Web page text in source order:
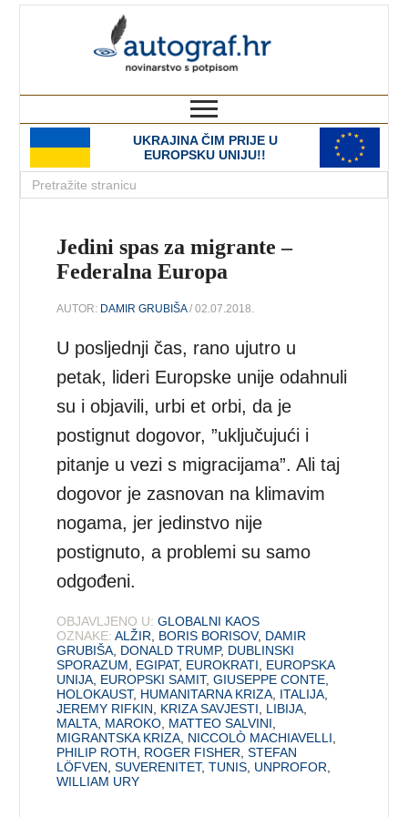
UKRAJINA ČIM PRIJE U
EUROPSKU UNIJU!!
Jedini spas za migrante –
Federalna Europa
AUTOR: DAMIR GRUBIŠA/ 02.07.2018.
U posljednji čas, rano ujutro u
petak, lideri Europske unije odahnuli
su i objavili, urbi et orbi, da je
postignut dogovor, ”uključujući i
pitanje u vezi s migracijama”. Ali taj
dogovor je zasnovan na klimavim
nogama, jer jedinstvo nije
postignuto, a problemi su samo
odgođeni.
OBJAVLJENO U: GLOBALNI KAOS
OZNAKE: ALŽIR BORIS BORISOV, DAMIR
GRUBIŠA DONALD TRUMP, DUBLINSKI
SPORAZUM
EGIPAT, EUROKRATI
EUROPSKA
UNIJA EUROPSKI SAMIT,GIUSEPPE CONTE
HOLOKAUST, HUMANITARNA KRIZA ITALIJA
JEREMY RIFKIN
KRIZA SAVJESTI LIBIJA
MALTA MAROKO MATTEO SALVINI
MIGRANTSKA KRIZA NICCOLÒ MACHIAVELLI
PHILIP ROTH
ROGER FISHER ,STEFAN
LÖFVEN ,SUVERENITET,TUNIS UNPROFOR
WILLIAM URY